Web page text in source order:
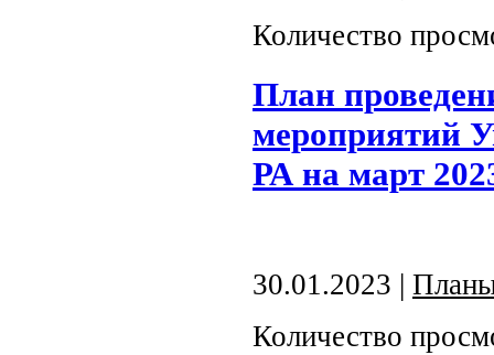
Количество
План
мероприятий
РА на март
30.01.2023 |
Количество